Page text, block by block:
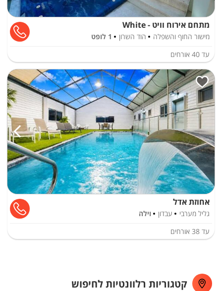
מתחם אירוח וויט - White
מישור החוף והשפלה הוד השרון
1 לופט
עד 40 אורחים
אחוזת אדל
גליל מערבי עבדון
וילה
עד 38 אורחים
קטגוריות רלוונטיות לחיפוש